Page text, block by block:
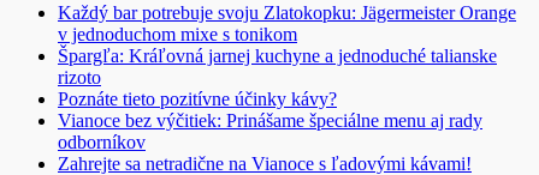
Každý bar potrebuje svoju Zlatokopku: Jägermeister Orange
v jednoduchom mixe s tonikom
Špargľa: Kráľovná jarnej kuchyne a jednoduché talianske
rizoto
Poznáte tieto pozitívne účinky kávy?
Vianoce bez výčitiek: Prinášame špeciálne menu aj rady
odborníkov
Zahrejte sa netradične na Vianoce s ľadovými kávami!